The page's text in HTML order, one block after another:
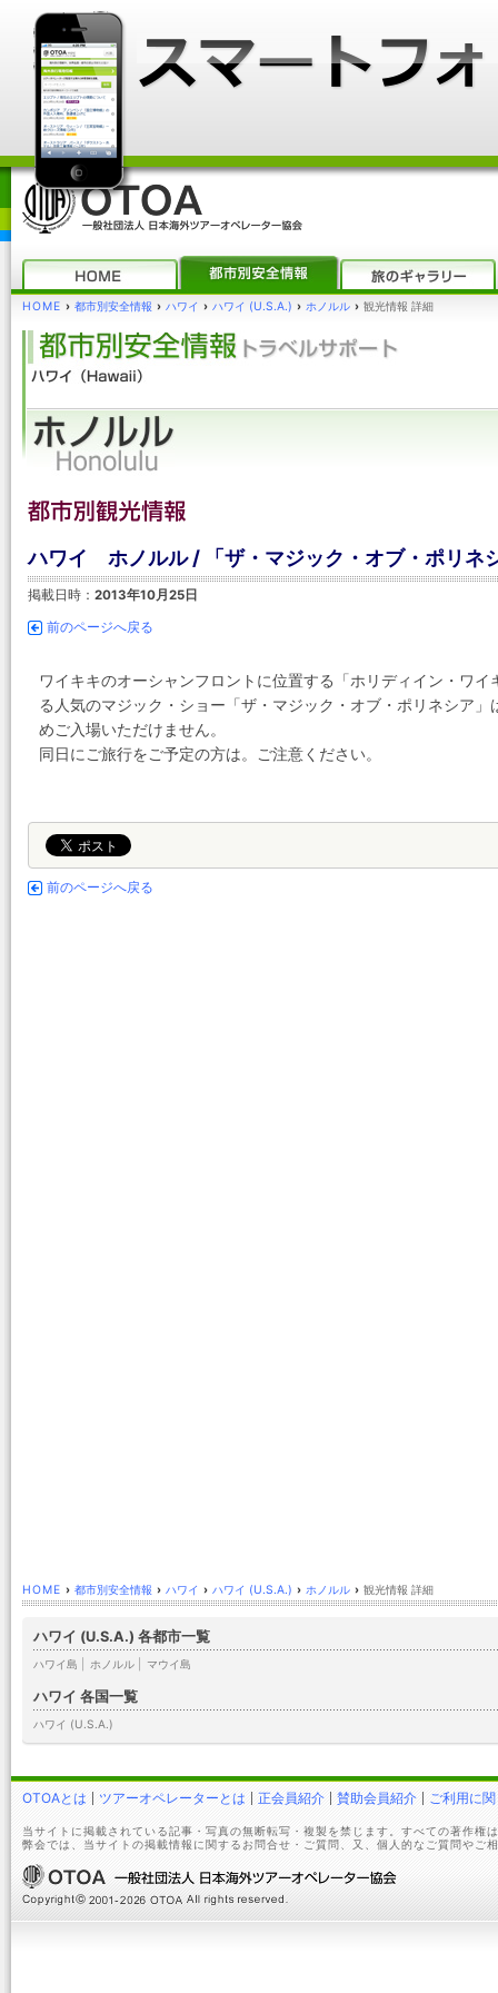
HOME › 都市別安全情報 › ハワイ › ハワイ (U.S.A.) › ホノルル › 観光情報 詳細
ハワイ ホノルル / 「ザ・マジック・オブ・ポリネ
掲載日時： 2013年10月25日
前のページへ戻る
ワイキキのオーシャンフロントに位置する「ホリディイン・ワ
る人気のマジック・ショー「ザ・マジック・オブ・ポリネシア
めご入場いただけません。
同日にご旅行をご予定の方は。ご注意ください。
前のページへ戻る
HOME › 都市別安全情報 › ハワイ › ハワイ (U.S.A.) › ホノルル › 観光情報 詳細
ハワイ (U.S.A.) 各都市一覧
ハワイ島 ホノルル マウイ島
ハワイ 各国一覧
ハワイ (U.S.A.)
OTOAとは ツアーオペレーターとは 正会員紹介 賛助会員紹介 ご利用に
当サイトに掲載されている記事・写真の無断転写・複製を禁じます。すべての著作権
弊会では、当サイトの掲載情報に関するお問合せ・ご質問、又、個人的なご質問やご